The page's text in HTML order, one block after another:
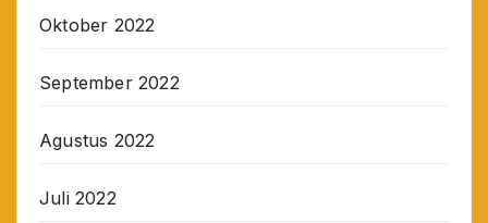
Oktober 2022
September 2022
Agustus 2022
Juli 2022